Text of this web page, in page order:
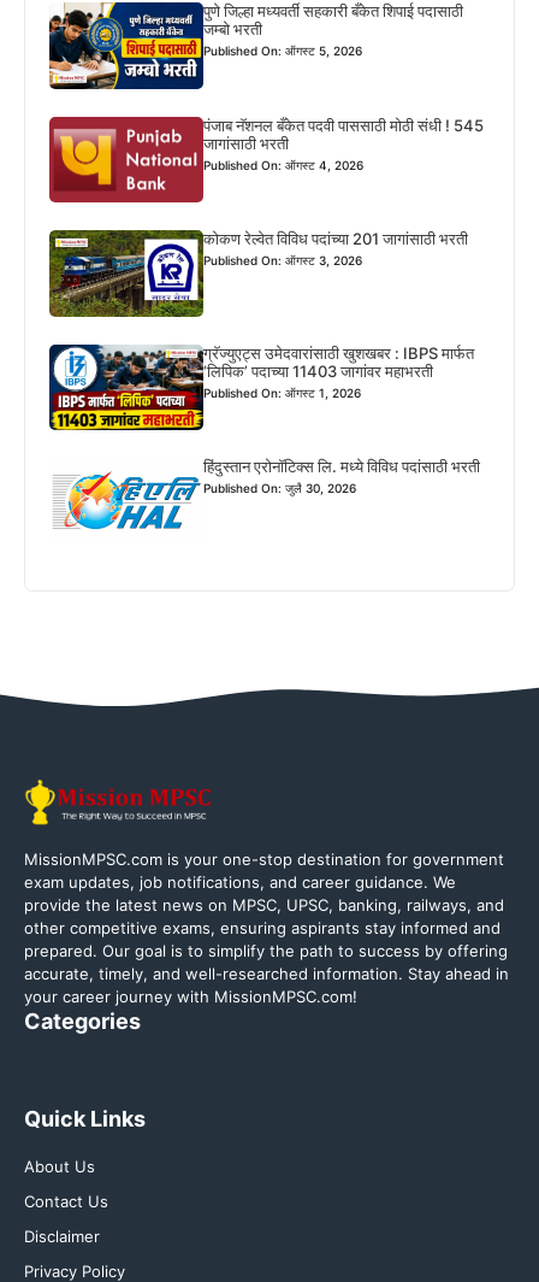
पुणे जिल्हा मध्यवर्ती सहकारी बँकेत शिपाई पदासाठी
जम्बो भरती
Published On: ऑगस्ट 5, 2026
पंजाब नॅशनल बँकेत पदवी पाससाठी मोठी संधी ! 545
जागांसाठी भरती
Published On: ऑगस्ट 4, 2026
कोकण रेल्वेत विविध पदांच्या 201 जागांसाठी भरती
Published On: ऑगस्ट 3, 2026
ग्रॅज्युएट्स उमेदवारांसाठी खुशखबर : IBPS मार्फत
‘लिपिक’ पदाच्या 11403 जागांवर महाभरती
Published On: ऑगस्ट 1, 2026
हिंदुस्तान एरोनॉटिक्स लि. मध्ये विविध पदांसाठी भरती
Published On: जुलै 30, 2026
MissionMPSC.com is your one-stop destination for government
exam updates, job notifications, and career guidance. We
provide the latest news on MPSC, UPSC, banking, railways, and
other competitive exams, ensuring aspirants stay informed and
prepared. Our goal is to simplify the path to success by offering
accurate, timely, and well-researched information. Stay ahead in
your career journey with MissionMPSC.com!
Categories
Quick Links
About Us
Contact Us
Disclaimer
Privacy Policy